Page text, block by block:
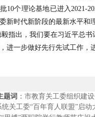
10个理论基地已进入2021-
新时代新阶段的最新水平和
毅指出，我们要在习近平总
进一步做好先行先试工作，
题词 ： 市教育关工委组织建
统关工委“百年育人联盟”启